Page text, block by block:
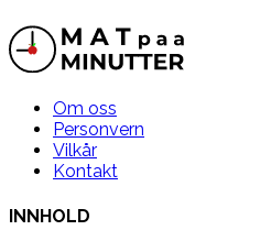
Om oss
Personvern
Vilkår
Kontakt
INNHOLD